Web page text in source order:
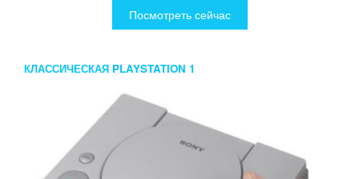
Посмотреть сейчас
КЛАССИЧЕСКАЯ PLAYSTATION 1